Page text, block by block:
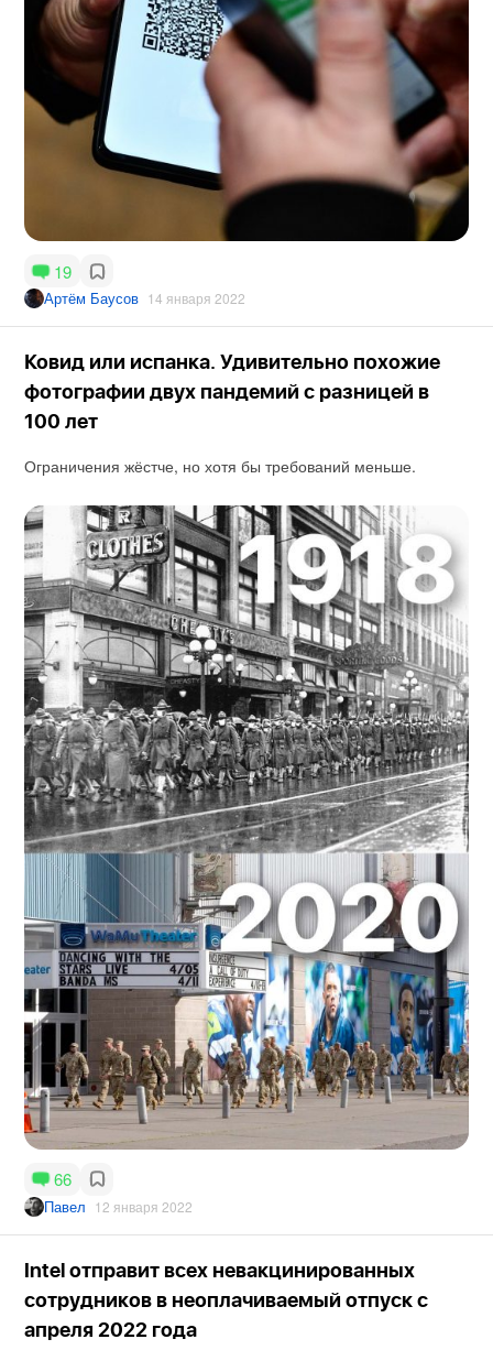
19
Артём Баусов 14 января 2022
Ковид или испанка. Удивительно похожие
фотографии двух пандемий с разницей в
100 лет
Ограничения жёстче, но хотя бы требований меньше.
66
Павел 12 января 2022
Intel отправит всех невакцинированных
сотрудников в неоплачиваемый отпуск с
апреля 2022 года